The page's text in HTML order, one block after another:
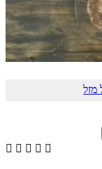
מזל
    